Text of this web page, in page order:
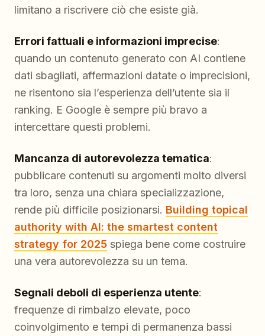
limitano a riscrivere ciò che esiste già.
Errori fattuali e informazioni imprecise:
quando un contenuto generato con AI contiene
dati sbagliati, affermazioni datate o imprecisioni,
ne risentono sia l’esperienza dell’utente sia il
ranking. E Google è sempre più bravo a
intercettare questi problemi.
Mancanza di autorevolezza tematica:
pubblicare contenuti su argomenti molto diversi
tra loro, senza una chiara specializzazione,
rende più difficile posizionarsi. Building topical
authority with AI: the smartest content
strategy for 2025 spiega bene come costruire
una vera autorevolezza su un tema.
Segnali deboli di esperienza utente:
frequenze di rimbalzo elevate, poco
coinvolgimento e tempi di permanenza bassi